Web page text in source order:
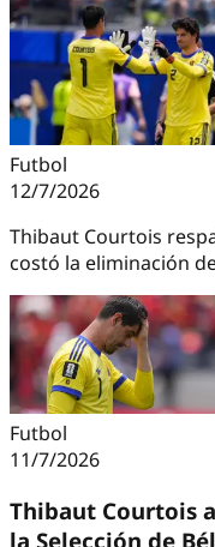
Futbol
12/7/2026
Thibaut Courtois
costó la eliminación
Futbol
11/7/2026
Thibaut Courtois
la Selección de